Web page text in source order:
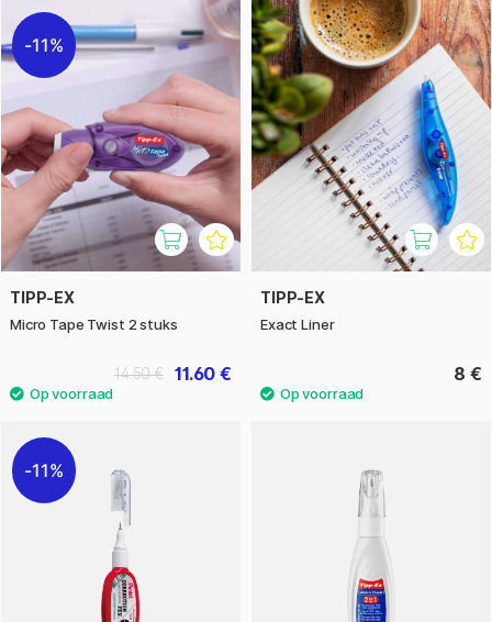
11%
TIPP-EX
Micro Tape Twist 2 stuks
11.60 €
14.50 €
TIPP-EX
Exact Liner
8 €
11%